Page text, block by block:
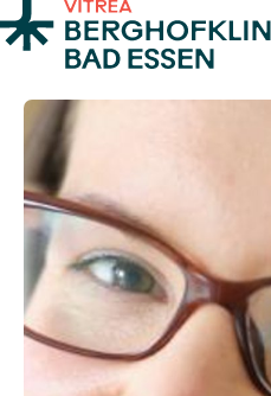
Zum Inhalt springen